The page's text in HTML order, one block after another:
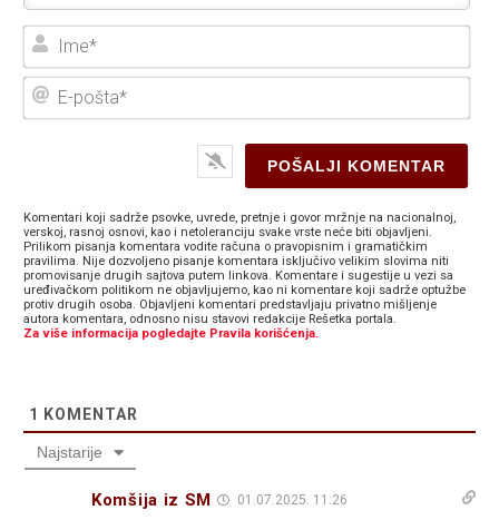
E-
Komentari koji sadrže psovke, uvrede, pretnje i govor mržnje na nacionalnoj,
verskoj, rasnoj osnovi, kao i netoleranciju svake vrste neće biti objavljeni.
Prilikom pisanja komentara vodite računa o pravopisnim i gramatičkim
pravilima. Nije dozvoljeno pisanje komentara isključivo velikim slovima niti
promovisanje drugih sajtova putem linkova. Komentare i sugestije u vezi sa
uređivačkom politikom ne objavljujemo, kao ni komentare koji sadrže optužbe
protiv drugih osoba. Objavljeni komentari predstavljaju privatno mišljenje
autora komentara, odnosno nisu stavovi redakcije Rešetka portala.
Za više informacija pogledajte Pravila korišćenja.
1 KOMENTAR
Najstarije
Komšija iz SM 01.07.2025. 11:26